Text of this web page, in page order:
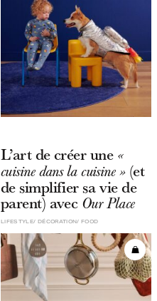
L’art de créer une «
cuisine dans la cuisine »(et
de simplifier sa vie de
parent) avec Our Place
DÉCORATION FOOD
LIFESTYLE